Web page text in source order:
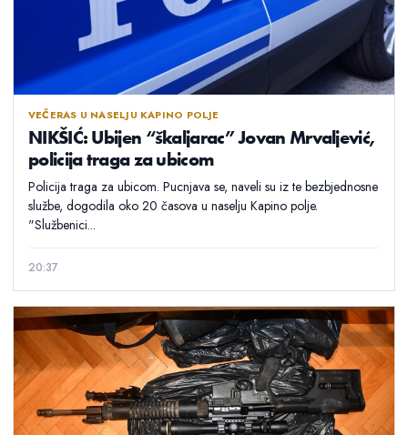
VEČERAS U NASELJU KAPINO POLJE
NIKŠIĆ: Ubijen “škaljarac” Jovan Mrvaljević,
policija traga za ubicom
Policija traga za ubicom. Pucnjava se, naveli su iz te bezbjednosne
službe, dogodila oko 20 časova u naselju Kapino polje.
"Službenici...
20:37